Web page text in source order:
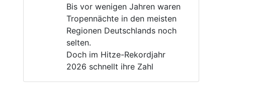
Bis vor wenigen Jahren waren
Tropennächte in den meisten
Regionen Deutschlands noch
selten.
Doch im Hitze-Rekordjahr
2026 schnellt ihre Zahl